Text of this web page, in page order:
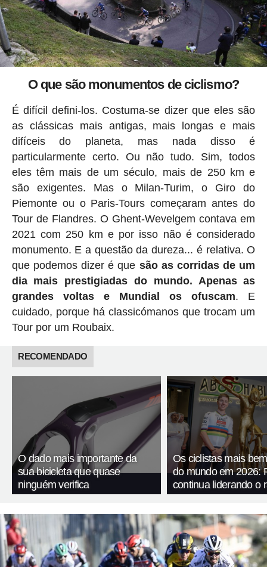
O que são monumentos de ciclismo?
É difícil defini-los. Costuma-se dizer que eles são
as clássicas mais antigas, mais longas e mais
difíceis do planeta, mas nada disso é
particularmente certo. Ou não tudo. Sim, todos
eles têm mais de um século, mais de 250 km e
são exigentes. Mas o Milan-Turim, o Giro do
Piemonte ou o Paris-Tours começaram antes do
Tour de Flandres. O Ghent-Wevelgem contava em
2021 com 250 km e por isso não é considerado
monumento. E a questão da dureza... é relativa. O
que podemos dizer é que são as corridas de um
dia mais prestigiadas do mundo. Apenas as
grandes voltas e Mundial os ofuscam. E
cuidado, porque há classicómanos que trocam um
Tour por um Roubaix.
RECOMENDADO
O dado mais importante da
sua bicicleta que quase
ninguém verifica
Os ciclistas mais
do mundo em 2026:
continua liderando o